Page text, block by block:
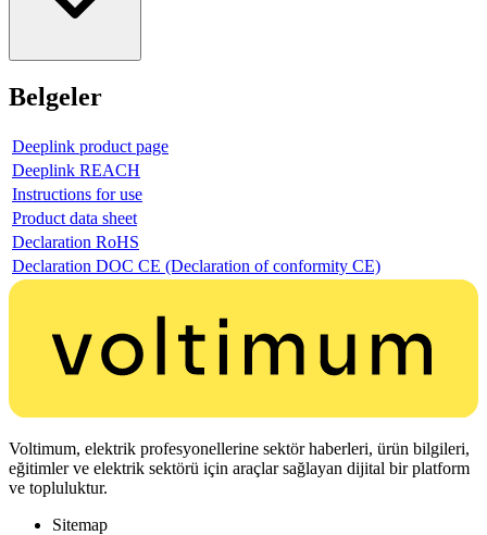
Belgeler
Deeplink product page
Deeplink REACH
Instructions for use
Product data sheet
Declaration RoHS
Declaration DOC CE (Declaration of conformity CE)
Voltimum, elektrik profesyonellerine sektör haberleri, ürün bilgileri,
eğitimler ve elektrik sektörü için araçlar sağlayan dijital bir platform
ve topluluktur.
Sitemap